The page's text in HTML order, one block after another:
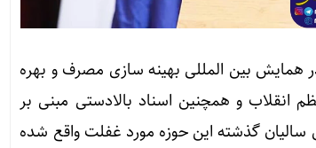
همایش بین المللی بهینه سازی مصرف و بهره
انقلاب و همچنین اسناد بالادستی مبنی بر
سالیان گذشته این حوزه مورد غفلت واقع شده